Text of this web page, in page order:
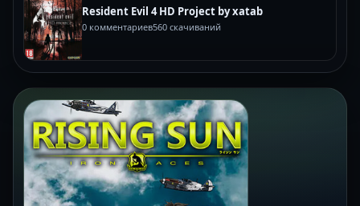
Resident Evil 4 HD Project by xatab
0 комментариев560 скачиваний